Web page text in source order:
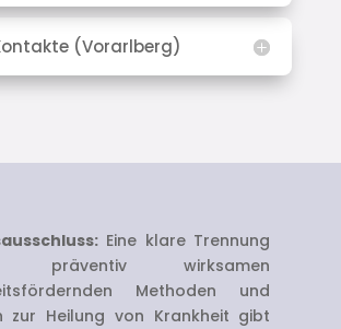
(Vorarlberg)
Eine klare Trennung
präventiv wirksamen
Methoden und
zur Heilung von Krankheit gibt